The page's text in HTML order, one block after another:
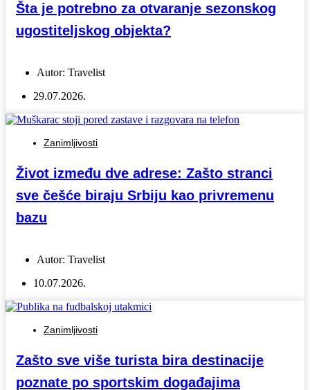
Šta je potrebno za otvaranje sezonskog
ugostiteljskog objekta?
Autor: Travelist
29.07.2026.
Zanimljivosti
Život između dve adrese: Zašto stranci
sve češće biraju Srbiju kao privremenu
bazu
Autor: Travelist
10.07.2026.
Zanimljivosti
Zašto sve više turista bira destinacije
poznate po sportskim događajima